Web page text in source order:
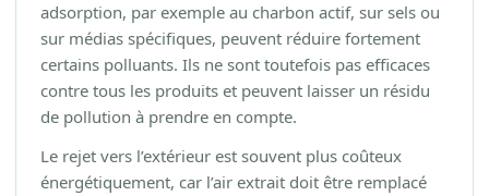
adsorption, par exemple au charbon actif, sur sels ou
sur médias spécifiques, peuvent réduire fortement
certains polluants. Ils ne sont toutefois pas efficaces
contre tous les produits et peuvent laisser un résidu
de pollution à prendre en compte.
Le rejet vers l’extérieur est souvent plus coûteux
énergétiquement, car l’air extrait doit être remplacé